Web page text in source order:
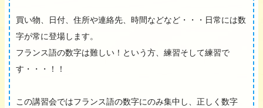
買い物、日付、住所や連絡先、時間などなど・・・日常には数
字が常に登場します。
フランス語の数字は難しい！という方、練習そして練習で
す・・・！！
この講習会ではフランス語の数字にのみ集中し、正しく数字